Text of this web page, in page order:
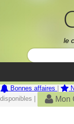
le
Bonnes affaires
disponibles |
Mon